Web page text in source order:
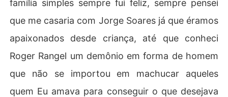
família simples sempre fui feliz, sempre pensei
que me casaria com Jorge Soares já que éramos
apaixonados desde criança, até que conheci
Roger Rangel um demônio em forma de homem
que não se importou em machucar aqueles
quem Eu amava para conseguir o que desejava